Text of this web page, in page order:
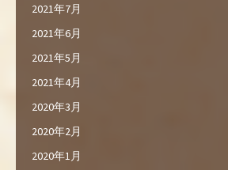
2021年7月
2021年6月
2021年5月
2021年4月
2020年3月
2020年2月
2020年1月